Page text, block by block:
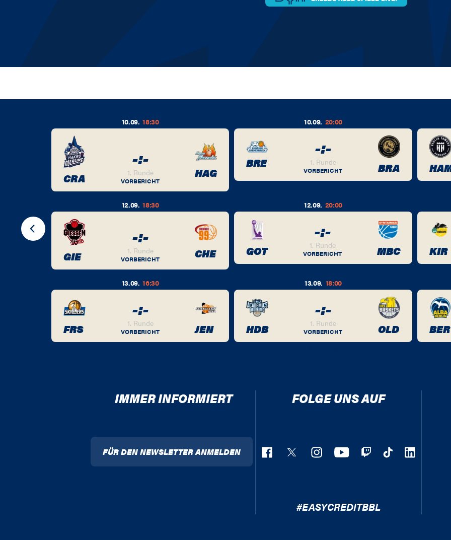
BER
10.09. 18:30
CRA
-:-
1. Runde
VORBERICHT
HAG
10.09. 20:00
BRE
-:-
1. Runde
VORBERICHT BRA
12.09. 18:30
GIE
-:-
1. Runde
VORBERICHT CHE
12.09. 20:00
GOT
-:-
1. Runde
VORBERICHT MBC KIR
13.09. 16:30
FRS
-:-
1. Runde
VORBERICHT JEN
13.09. 18:00
HDB
-:-
1. Runde
VORBERICHT OLD BER
IMMER INFORMIERT
FÜR DEN NEWSLETTER ANMELDEN
FOLGE UNS AUF
#EASYCREDITBBL